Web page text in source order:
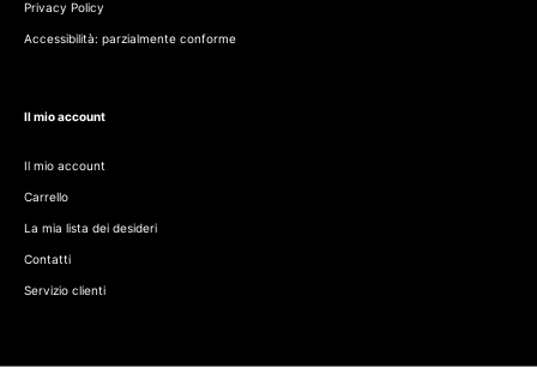
Privacy Policy
Accessibilità: parzialmente conforme
Il mio account
Il mio account
Carrello
La mia lista dei desideri
Contatti
Servizio clienti